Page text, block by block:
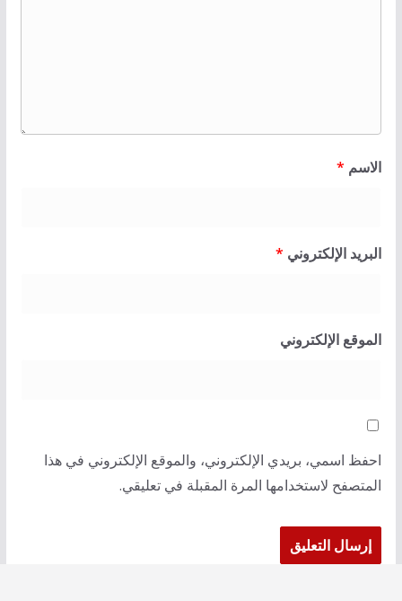
الاسم *
البريد الإلكتروني *
الموقع الإلكتروني
احفظ اسمي، بريدي الإلكتروني، والموقع الإلكتروني في هذا
المتصفح لاستخدامها المرة المقبلة في تعليقي.